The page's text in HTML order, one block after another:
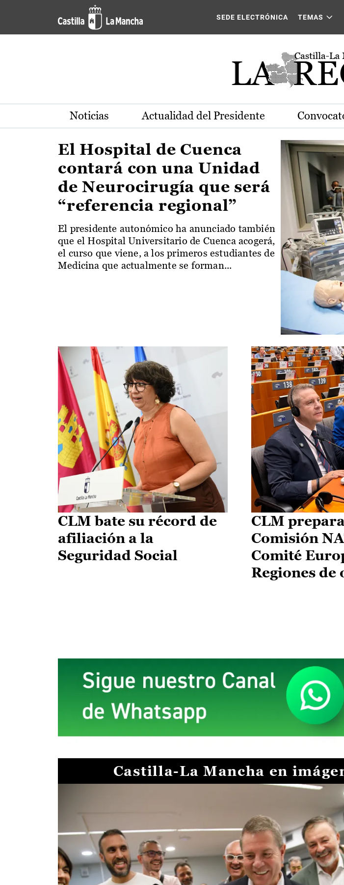
Pasar al contenido principal
Actualidad de la región de Castilla-La
SEDE ELECTRÓNICA TEMAS
Noticias Actualidad del Presidente
El Hospital de Cuenca
contará con una Unidad
de Neurocirugía que será
“referencia regional”
El presidente autonómico ha anunciado también
que el Hospital Universitario de Cuenca acogerá,
el curso que viene, a los primeros estudiantes de
Medicina que actualmente se forman...
CLM bate su récord de
afiliación a la
Seguridad Social
CLM
Comisión
Comité
Regiones de
Castilla-La Mancha en